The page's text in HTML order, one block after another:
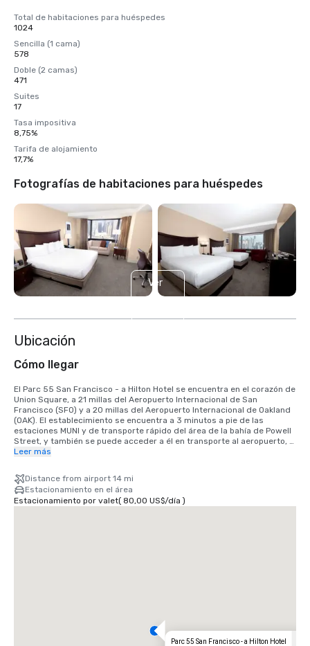
Total de habitaciones para huéspedes
1024
Sencilla (1 cama)
578
Doble (2 camas)
471
Suites
17
Tasa impositiva
8,75%
Tarifa de alojamiento
17,7%
Fotografías de habitaciones para huéspedes
Ver
4
Ubicación
Cómo llegar
El Parc 55 San Francisco - a Hilton Hotel se encuentra en el corazón de
Union Square, a 21 millas del Aeropuerto Internacional de San
Francisco (SFO) y a 20 millas del Aeropuerto Internacional de Oakland
(OAK). El establecimiento se encuentra a 3 minutos a pie de las
estaciones MUNI y de transporte rápido del área de la bahía de Powell
Street, y también se puede acceder a él en transporte al aeropuerto,
viaje compartido y taxi. Se tarda 25 minutos si se llega en coche, o 40
Leer más
Distance from airport 14 mi
Estacionamiento en el área
Estacionamiento por valet( 80,00 US$/día )
Parc 55 San Francisco - a Hilton Hotel